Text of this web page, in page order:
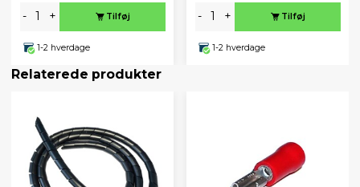
- + Tilføj
1-2 hverdage
- + Tilføj
1-2 hverdage
Relaterede produkter